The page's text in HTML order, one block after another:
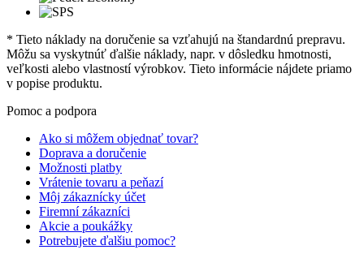
* Tieto náklady na doručenie sa vzťahujú na štandardnú prepravu.
Môžu sa vyskytnúť ďalšie náklady, napr. v dôsledku hmotnosti,
veľkosti alebo vlastností výrobkov. Tieto informácie nájdete priamo
v popise produktu.
Pomoc a podpora
Ako si môžem objednať tovar?
Doprava a doručenie
Možnosti platby
Vrátenie tovaru a peňazí
Môj zákaznícky účet
Firemní zákazníci
Akcie a poukážky
Potrebujete ďalšiu pomoc?